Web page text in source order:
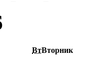
ВтВторник